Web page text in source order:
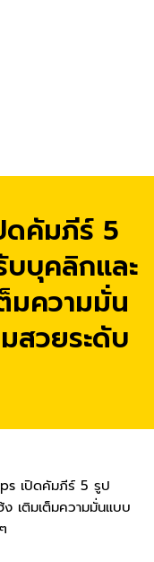
ดคัมภีร์ 5
บุคลิกและ
มความมั่น
สวยระดับ
เปิดคัมภีร์ 5 รูป
เติมเต็มความมั่นแบบ